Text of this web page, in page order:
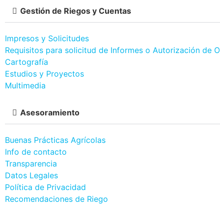
Gestión de Riegos y Cuentas
Impresos y Solicitudes
Requisitos para solicitud de Informes o Autorización de
Cartografía
Estudios y Proyectos
Multimedia
Asesoramiento
Buenas Prácticas Agrícolas
Info de contacto
Transparencia
Datos Legales
Política de Privacidad
Recomendaciones de Riego